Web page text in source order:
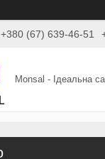
+380 (67) 639-46-51
Monsal - Ідеальна